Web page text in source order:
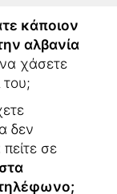
κάποιον
αλβανία
χάσετε
του;
δεν
πείτε σε
στα